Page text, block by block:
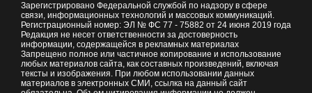
Зарегистрировано Федеральной службой по надзору в сфере
связи, информационных технологий и массовых коммуникаций.
Регистрационный номер: ЭЛ № ФС 77 - 75882 от 24 июня 2019 года
Редакция не несет ответственности за достоверность
информации, содержащейся в рекламных материалах
Запрещено полное или частичное копирование и использование
любых материалов сайта, как составных произведений, включая
тексты и изображения. При любом использовании данных
материалов в электронных СМИ, ссылка на данный сайт